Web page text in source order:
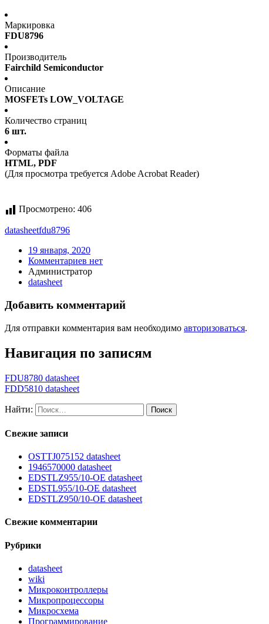
Маркировка
FDU8796
Производитель
Fairchild Semiconductor
Описание
MOSFETs LOW_VOLTAGE
Количество страниц
6 шт.
Форматы файла
HTML, PDF
(Для просмотра требуется Adobe Acrobat Reader)
Просмотрено: 406
datasheetfdu8796
19 января, 2020
Комментариев нет
Администратор
datasheet
Добавить комментарий
Для отправки комментария вам необходимо авторизоваться.
Навигация по записям
FDU8780 datasheet
FDD5810 datasheet
Найти:
Свежие записи
OSTTJ075152 datasheet
1946570000 datasheet
EDSTLZ955/10-OE datasheet
EDSTL955/10-OE datasheet
EDSTLZ950/10-OE datasheet
Свежие комментарии
Рубрики
datasheet
wiki
Микроконтроллеры
Микропроцессоры
Микросхема
Программирование